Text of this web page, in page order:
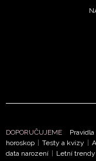
Vašimi údaji
vyhodnocení akce
Chcete navíc
informace od
DOPORUČUJEME
horoskop
Testy a kvízy
data narození
Letní trendy